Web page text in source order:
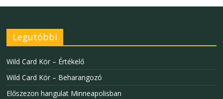
Legutóbbi
Wild Card Kör – Értékelő
Wild Card Kör – Beharangozó
Előszezon hangulat Minneapolisban